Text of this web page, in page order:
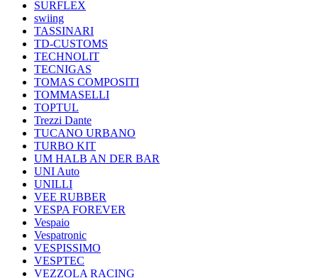
SURFLEX
swiing
TASSINARI
TD-CUSTOMS
TECHNOLIT
TECNIGAS
TOMAS COMPOSITI
TOMMASELLI
TOPTUL
Trezzi Dante
TUCANO URBANO
TURBO KIT
UM HALB AN DER BAR
UNI Auto
UNILLI
VEE RUBBER
VESPA FOREVER
Vespaio
Vespatronic
VESPISSIMO
VESPTEC
VEZZOLA RACING